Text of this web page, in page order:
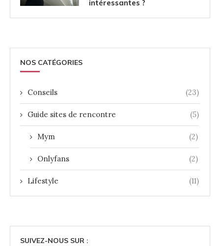
intéressantes ?
NOS CATÉGORIES
Conseils (23)
Guide sites de rencontre (5)
Mym (2)
Onlyfans (2)
Lifestyle (11)
SUIVEZ-NOUS SUR :